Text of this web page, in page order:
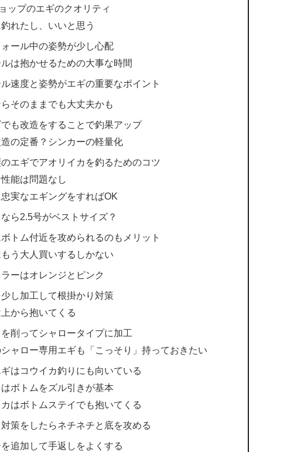
ップのエギのクオリティ
れたし、いいと思う
ール中の姿勢が少し心配
は抱かせるための大事な時間
速度と姿勢がエギの重要なポイント
そのままでも大丈夫かも
も改造をすることで釣果アップ
の定番？シンカーの軽量化
エギでアオリイカを釣るためのコツ
能は問題なし
実なエギングをすればOK
ら2.5号がベストサイズ？
トム付近を攻められるのもメリット
う大人買いするしかない
ーはオレンジとピンク
し加工して根掛かり対策
から抱いてくる
削ってシャロータイプに加工
ャロー専用エギも「こっそり」持っておきたい
はコウイカ釣りにも向いている
ボトムをズル引きが基本
はボトムステイでも抱いてくる
策をしたらネチネチと底を攻める
追加して手返しをよくする